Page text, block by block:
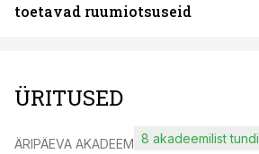
toetavad ruumiotsuseid
ÜRITUSED
ÄRIPÄEVA AKADEEMIA8 akadeemilist tundi